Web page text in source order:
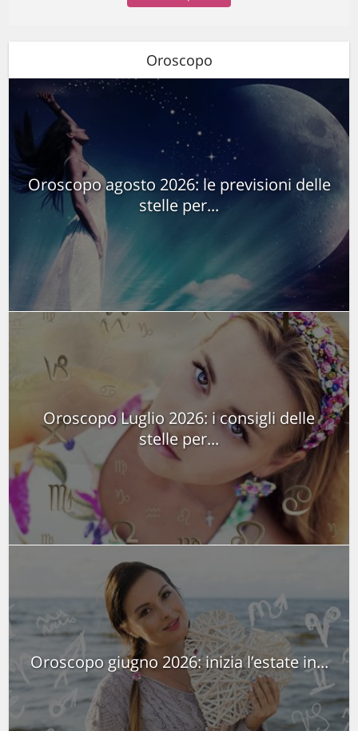
Oroscopo
Oroscopo agosto 2026: le previsioni delle
stelle per...
Oroscopo Luglio 2026: i consigli delle
stelle per...
Oroscopo giugno 2026: inizia l’estate in...